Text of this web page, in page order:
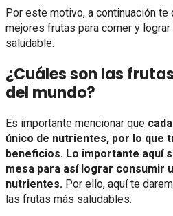
Por este motivo, a continuación
mejores frutas para comer y
saludable.
¿Cuáles son las
del mundo?
Es importante mencionar que
único de nutrientes, por lo que
beneficios. Lo importante aquí
mesa para así lograr consumir
nutrientes. Por ello, aquí te
las frutas más saludables: